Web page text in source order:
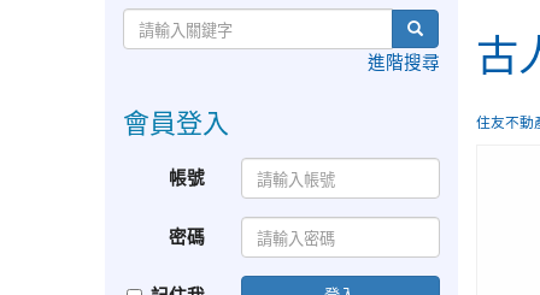
古
住友不動
進階搜尋
會員登入
帳號
密碼